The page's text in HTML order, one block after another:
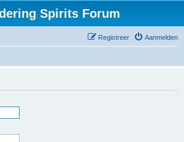
Spirits Forum
Aanmelden
Registreer